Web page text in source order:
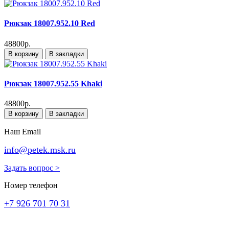
Рюкзак 18007.952.10 Red
48800р.
В корзину В закладки
Рюкзак 18007.952.55 Khaki
48800р.
В корзину В закладки
Наш Email
info@petek.msk.ru
Задать вопрос >
Номер телефон
+7 926 701 70 31